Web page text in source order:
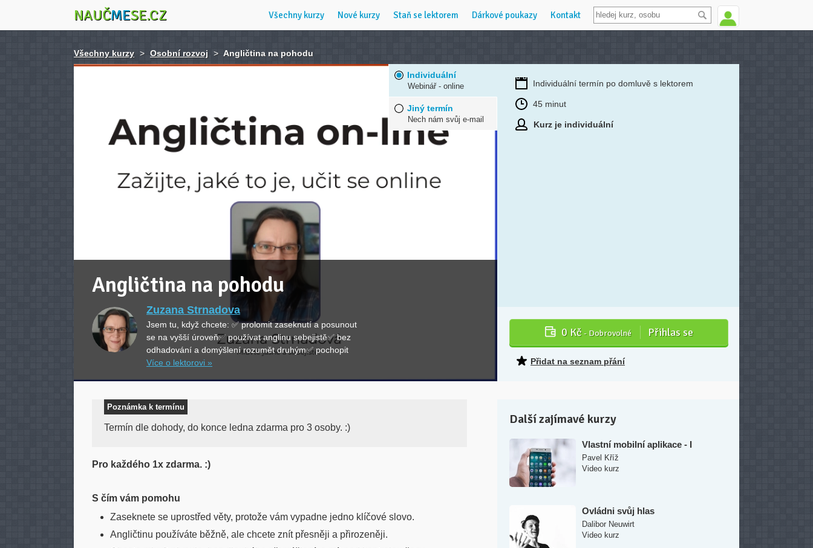
NAUČMESE.CZ Všechny kurzy Nové kurzy Staň se lektorem Dárkové poukazy Kontakt
Všechny kurzy > Osobní rozvoj > Angličtina na pohodu
Angličtina na pohodu
Zuzana Strnadova
Jsem tu, když chcete: ✅ prolomit zaseknutí a posunout
se na vyšší úroveň✅ používat anglinu sebejistě✅ bez
odhadování a domýšlení rozumět druhým✅ pochopit
Více o lektorovi »
Individuální
Webinář - online
Jiný termín
Nech nám svůj e-mail
Individuální termín po domluvě s lektorem
45 minut
Kurz je individuální
0 Kč- Dobrovolné Přihlas se
Přidat na seznam přání
Poznámka k termínu
Termín dle dohody, do konce ledna zdarma pro 3 osoby. :)
Pro každého 1x zdarma. :)
S čím vám pomohu
Zaseknete se uprostřed věty, protože vám vypadne jedno klíčové slovo.
Angličtinu používáte běžně, ale chcete znít přesněji a přirozeněji.
Další zajímavé kurzy
Vlastní mobilní aplikace - I
Pavel Kříž
Video kurz
Ovládni svůj hlas
Dalibor Neuwirt
Video kurz